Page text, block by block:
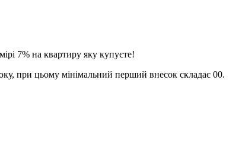
7% на квартиру яку купуєте!
при цьому мінімальний перший внесок складає 00.